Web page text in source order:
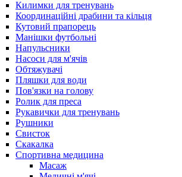
Килимки для тренувань
Координаційні драбини та кільця
Кутовий прапорець
Манішки футбольні
Напульсники
Насоси для м'ячів
Обтяжувачі
Пляшки для води
Пов'язки на голову
Ролик для преса
Рукавички для тренувань
Рушники
Свисток
Скакалка
Спортивна медицина
Масаж